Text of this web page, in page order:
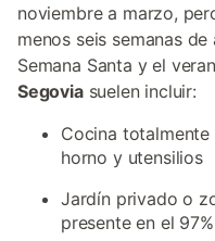
noviembre a marzo,
menos seis semanas
Semana Santa y el
Segoviasuelen incluir:
Cocina
horno y utensilios
Jardín privado o
presente en el